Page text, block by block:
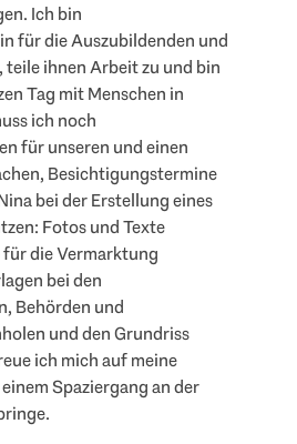
Ich bin
für die Auszubildenden und
ihnen Arbeit zu und bin
Tag mit Menschen in
ich noch
für unseren und einen
Besichtigungstermine
bei der Erstellung eines
Fotos und Texte
die Vermarktung
bei den
Behörden und
und den Grundriss
ich mich auf meine
Spaziergang an der